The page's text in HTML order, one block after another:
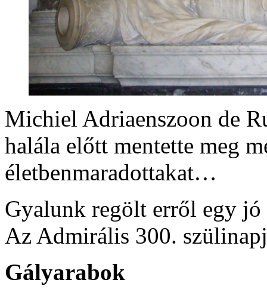
Michiel Adriaenszoon de
halála előtt mentette meg
életbenmaradottakat…
Gyalunk regölt erről egy
Az Admirális 300.
Gályarabok